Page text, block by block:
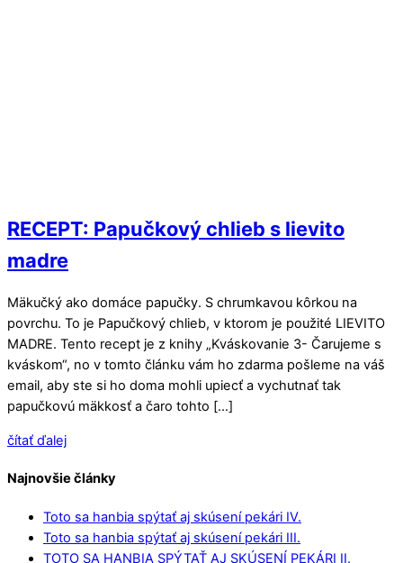
RECEPT: Papučkový chlieb s lievito
madre
Mäkučký ako domáce papučky. S chrumkavou kôrkou na
povrchu. To je Papučkový chlieb, v ktorom je použité LIEVITO
MADRE. Tento recept je z knihy „Kváskovanie 3- Čarujeme s
kváskom“, no v tomto článku vám ho zdarma pošleme na váš
email, aby ste si ho doma mohli upiecť a vychutnať tak
papučkovú mäkkosť a čaro tohto […]
čítať ďalej
Najnovšie články
Toto sa hanbia spýtať aj skúsení pekári IV.
Toto sa hanbia spýtať aj skúsení pekári III.
TOTO SA HANBIA SPÝTAŤ AJ SKÚSENÍ PEKÁRI II.